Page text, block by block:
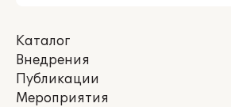
Каталог
Внедрения
Публикации
Мероприятия